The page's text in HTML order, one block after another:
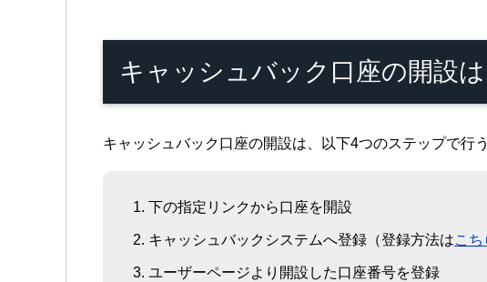
キャッシュバック口座の開設
キャッシュバック口座の開設は、以下4つのステップで行
下の指定リンクから口座を開設
キャッシュバックシステムへ登録（登録方法はこち
ユーザーページより開設した口座番号を登録